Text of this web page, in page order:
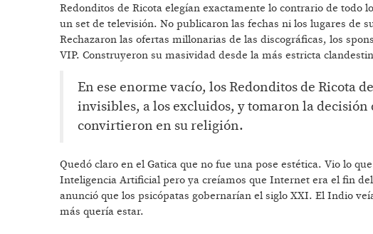
Redonditos de Ricota elegían exactamente lo contrario de
un set de televisión. No publicaron las fechas ni los lugares de
Rechazaron las ofertas millonarias de las discográficas, los
VIP. Construyeron su masividad desde la más estricta
En ese enorme vacío, los Redonditos de Ricota
invisibles, a los excluidos, y tomaron la decisión
convirtieron en su religión.
Quedó claro en el Gatica que no fue una pose estética. Vio lo
Inteligencia Artificial pero ya creíamos que Internet era el fin
anunció que los psicópatas gobernarían el siglo XXI. El Indio
más quería estar.